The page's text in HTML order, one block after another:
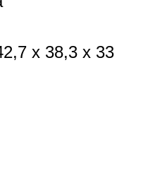
x 38,3 x 33